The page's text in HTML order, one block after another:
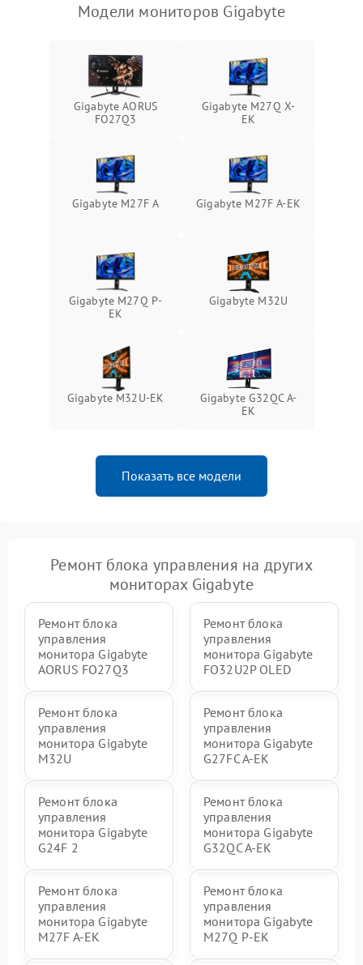
Неисправность системы
перенапряжения
Подробнее →
защиты от замыкания
Подробнее →
Повреждение системы
защиты от перегрузок
1000 ₽ Подробнее →
Неисправность системы
защиты от перегрева
Подробнее →
Поломка системы защиты
от перенапряжения
Поломка системы защиты
Подробнее →
Модели мониторов Gigabyte
Gigabyte AORUS
FO27Q3
Gigabyte M27Q X-
EK
Gigabyte M27F A Gigabyte M27F A-EK
Gigabyte M27Q P-
EK
Gigabyte M32U
Gigabyte M32U-EK
Gigabyte G32QC A-
EK
Показать все модели
Ремонт блока управления на других
мониторах Gigabyte
Ремонт блока
управления
монитора Gigabyte
AORUS FO27Q3
Ремонт блока
управления
монитора Gigabyte
FO32U2P OLED
Ремонт блока
управления
монитора Gigabyte
M32U
Ремонт блока
управления
монитора Gigabyte
G27FC A-EK
Ремонт блока
управления
монитора Gigabyte
G24F 2
Ремонт блока
управления
монитора Gigabyte
G32QC A-EK
Ремонт блока
управления
монитора Gigabyte
M27F A-EK
Ремонт блока
управления
монитора Gigabyte
M27Q P-EK